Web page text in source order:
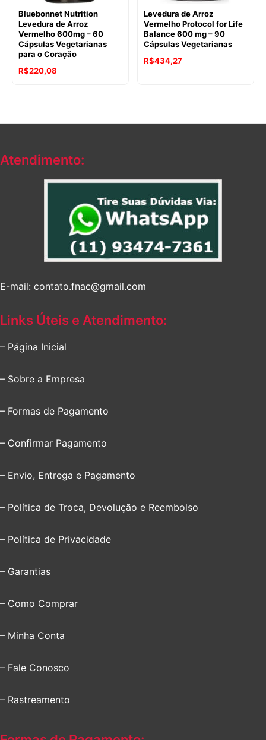
Bluebonnet Nutrition
Levedura de Arroz
Vermelho 600mg – 60
Cápsulas Vegetarianas
para o Coração
R$220,08
Levedura de Arroz
Vermelho Protocol for Life
Balance 600 mg – 90
Cápsulas Vegetarianas
R$434,27
Atendimento:
E-mail: contato.fnac@gmail.com
Links Úteis e Atendimento:
– Página Inicial
– Sobre a Empresa
– Formas de Pagamento
– Confirmar Pagamento
– Envio, Entrega e Pagamento
– Política de Troca, Devolução e Reembolso
– Política de Privacidade
– Garantias
– Como Comprar
– Minha Conta
– Fale Conosco
– Rastreamento